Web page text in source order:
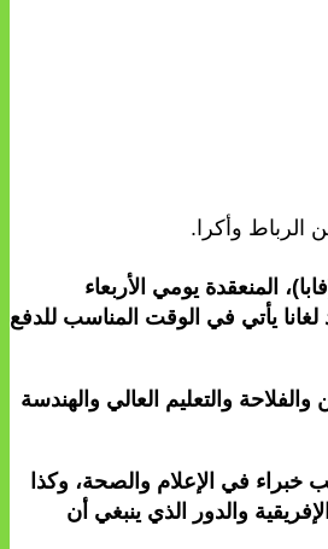
الرباط وأكرا.
المنعقدة يومي الأربعاء
يأتي في الوقت المناسب للدفع
والتعليم العالي والهندسة
خبراء في الإعلام والصحة، وكذا
الأنباء الإفريقية والدور الذي ينبغي أن